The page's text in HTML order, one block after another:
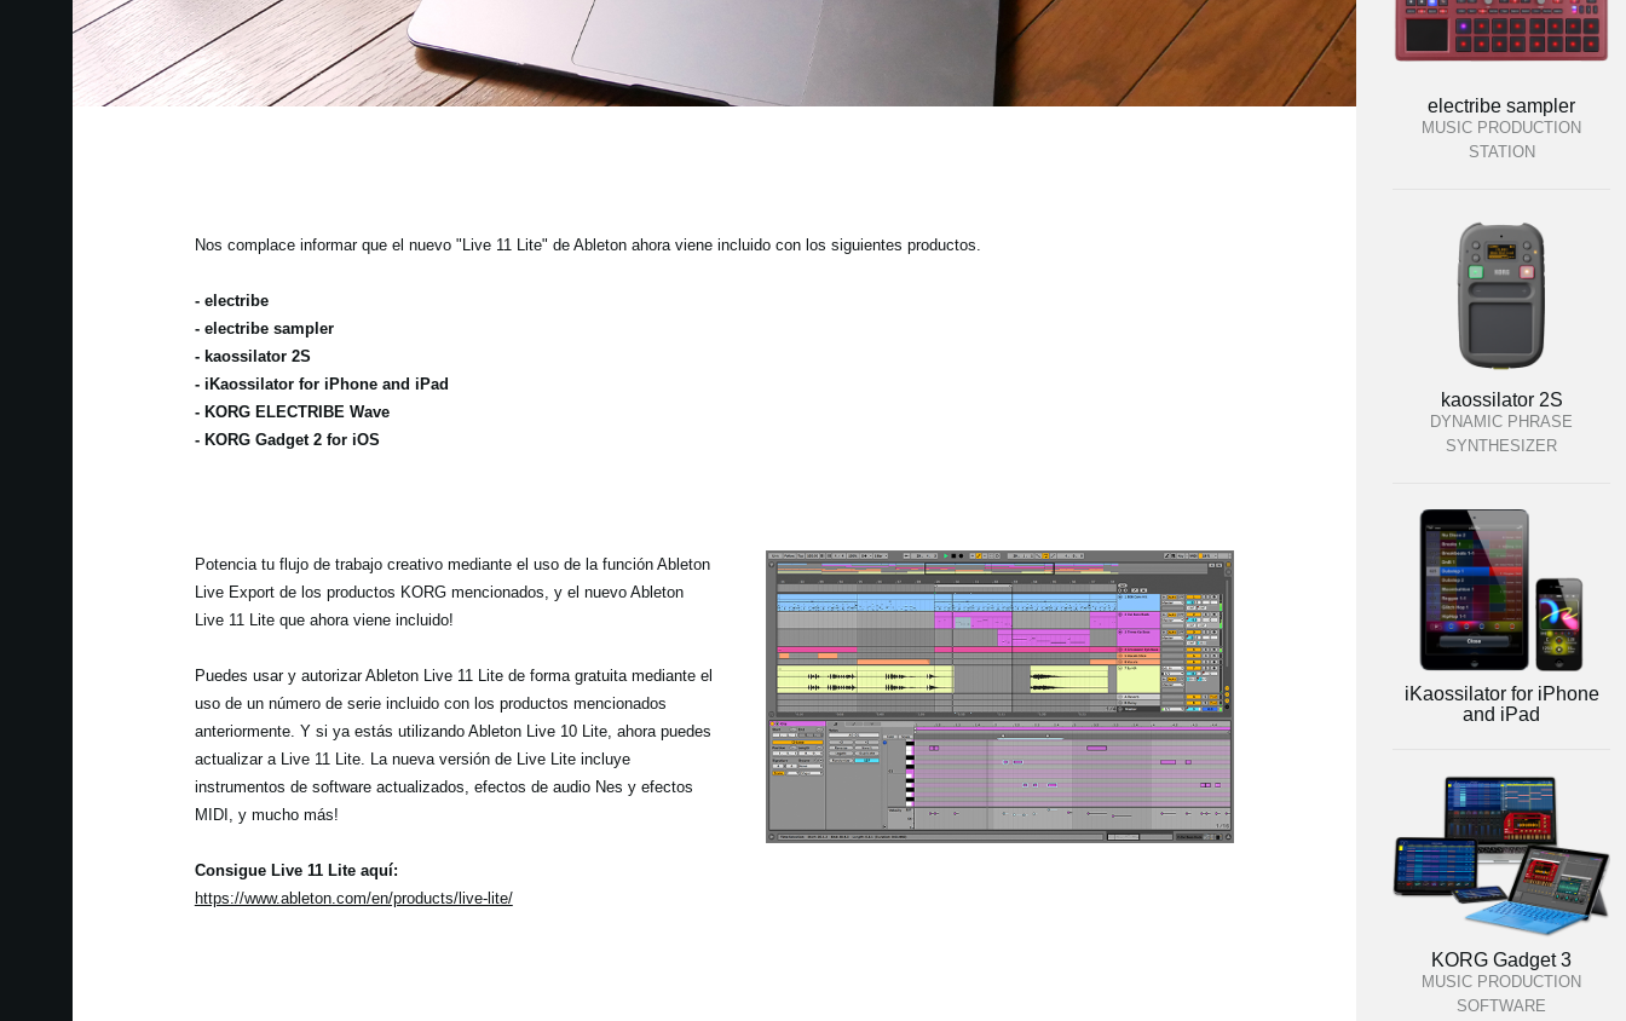
Nos complace informar que el nuevo "Live 11 Lite" de Ableton ahora viene incluido con los siguientes productos.
- electribe
- electribe sampler
- kaossilator 2S
- iKaossilator for iPhone and iPad
- KORG ELECTRIBE Wave
- KORG Gadget 2 for iOS
Potencia tu flujo de trabajo creativo mediante el uso de la función Ableton
Live Export de los productos KORG mencionados, y el nuevo Ableton
Live 11 Lite que ahora viene incluido!
Puedes usar y autorizar Ableton Live 11 Lite de forma gratuita mediante el
uso de un número de serie incluido con los productos mencionados
anteriormente. Y si ya estás utilizando Ableton Live 10 Lite, ahora puedes
actualizar a Live 11 Lite. La nueva versión de Live Lite incluye
instrumentos de software actualizados, efectos de audio Nes y efectos
MIDI, y mucho más!
Consigue Live 11 Lite aquí:
https://www.ableton.com/en/products/live-lite/
electribe sampler
MUSIC PRODUCTION
STATION
kaossilator 2S
DYNAMIC PHRASE
SYNTHESIZER
iKaossilator for iPhone
and iPad
KORG Gadget 3
MUSIC PRODUCTION
SOFTWARE